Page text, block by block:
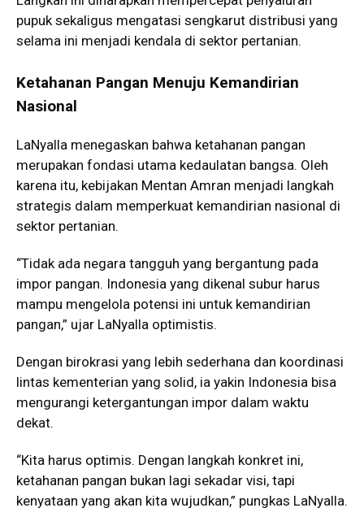
pupuk sekaligus mengatasi sengkarut distribusi yang
selama ini menjadi kendala di sektor pertanian.
Ketahanan Pangan Menuju Kemandirian
Nasional
LaNyalla menegaskan bahwa ketahanan pangan
merupakan fondasi utama kedaulatan bangsa. Oleh
karena itu, kebijakan Mentan Amran menjadi langkah
strategis dalam memperkuat kemandirian nasional di
sektor pertanian.
“Tidak ada negara tangguh yang bergantung pada
impor pangan. Indonesia yang dikenal subur harus
mampu mengelola potensi ini untuk kemandirian
pangan,” ujar LaNyalla optimistis.
Dengan birokrasi yang lebih sederhana dan koordinasi
lintas kementerian yang solid, ia yakin Indonesia bisa
mengurangi ketergantungan impor dalam waktu
dekat.
“Kita harus optimis. Dengan langkah konkret ini,
ketahanan pangan bukan lagi sekadar visi, tapi
kenyataan yang akan kita wujudkan,” pungkas LaNyalla.